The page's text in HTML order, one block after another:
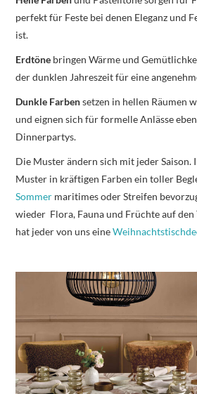
perfekt für Feste bei denen Eleganz und
ist.
Erdtöne bringen Wärme und
der dunklen Jahreszeit für eine
Dunkle Farbensetzen in hellen Räumen
und eignen sich für formelle Anlässe
Dinnerpartys.
Die Muster ändern sich mit jeder Saison.
Muster in kräftigen Farben ein toller
Sommer maritimes oder Streifen
wieder Flora, Fauna und Früchte auf
hat jeder von uns eine